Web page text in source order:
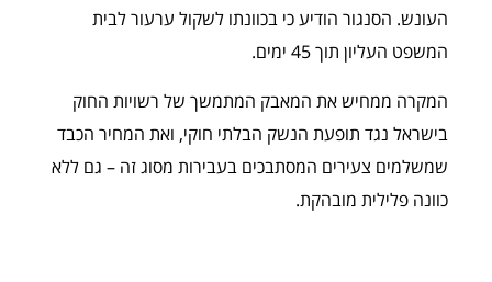
העונש. הסנגור הודיע כי בכוונתו לשקול ערעור לבית
המשפט העליון תוך 45 ימים.
המקרה ממחיש את המאבק המתמשך של רשויות החוק
בישראל נגד תופעת הנשק הבלתי חוקי, ואת המחיר הכבד
שמשלמים צעירים המסתבכים בעבירות מסוג זה – גם ללא
כוונה פלילית מובהקת.